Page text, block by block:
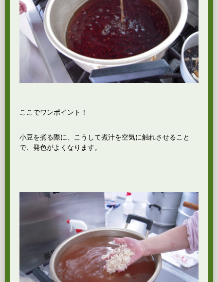
ここでワンポイント！
小豆を煮る際に、こうして煮汁を空気に触れさせること
で、発色がよくなります。